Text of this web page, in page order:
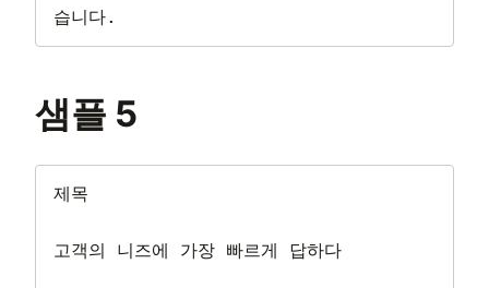
습니다.
샘플 5
제목
고객의 니즈에 가장 빠르게 답하다